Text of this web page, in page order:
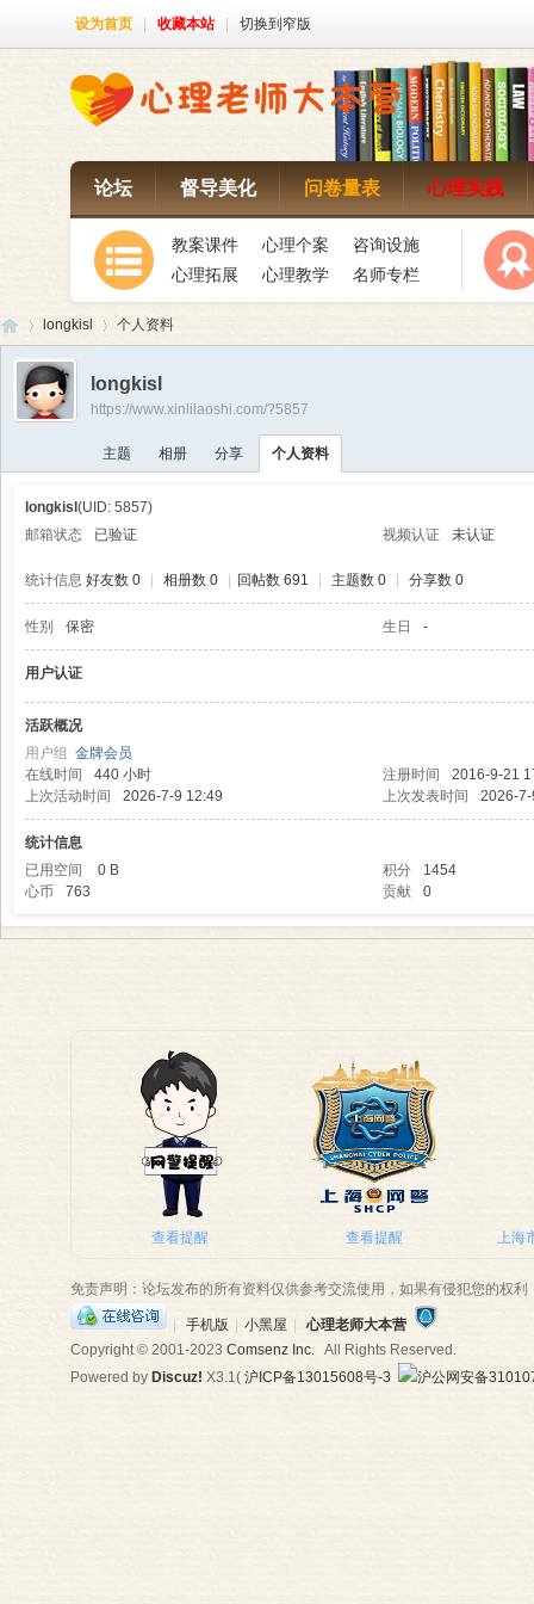
设为首页 收藏本站 切换到窄版
论坛 督导美化 问卷量表 心理实践
教案课件 心理个案
咨询设施
心理拓展
心理教学 名师专栏
›
longkisl 个人资料
longkisl
https://www.xinlilaoshi.com/?5857
主题 相册 分享 个人资料
longkisl (UID: 5857)
邮箱状态
已验证 视频认证 未认证
统计信息 好友数 0 相册数 0 回帖数 691 主题数 0 分享数 0
性别 保密 生日 -
用户认证
活跃概况
用户组 金牌会员
在线时间
440 小时 注册时间
2016-9-21
上次活动时间
2026-7-9 12:49 上次发表时间 2026-
统计信息
已用空间
0 B 积分
1454
心币
763 贡献 0
查看提醒 查看提醒 上海
免责声明：论坛发布的所有资料仅供参考交流使用，如果有侵犯您的权
手机版 小黑屋
心理老师大本营
Copyright © 2001-2023 Comsenz Inc.All Rights Reserved.
Powered by Discuz! X3.1( 沪ICP备13015608号-3 沪公网安备